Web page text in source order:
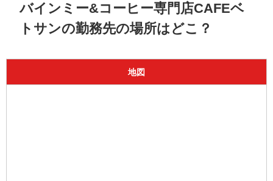
バインミー&コーヒー専門店CAFEベ
トサンの勤務先の場所はどこ？
地図